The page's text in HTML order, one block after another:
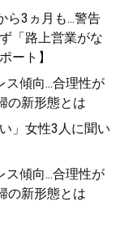
ら3ヵ月も...警告
「路上営業がな
ート】
傾向...合理性が
の新形態とは
」女性3人に聞い
傾向...合理性が
の新形態とは